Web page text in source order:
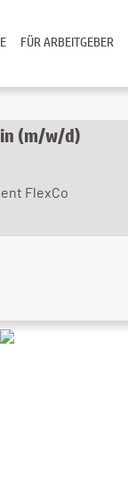
FÜR ARBEITGEBER
(m/w/d)
FlexCo